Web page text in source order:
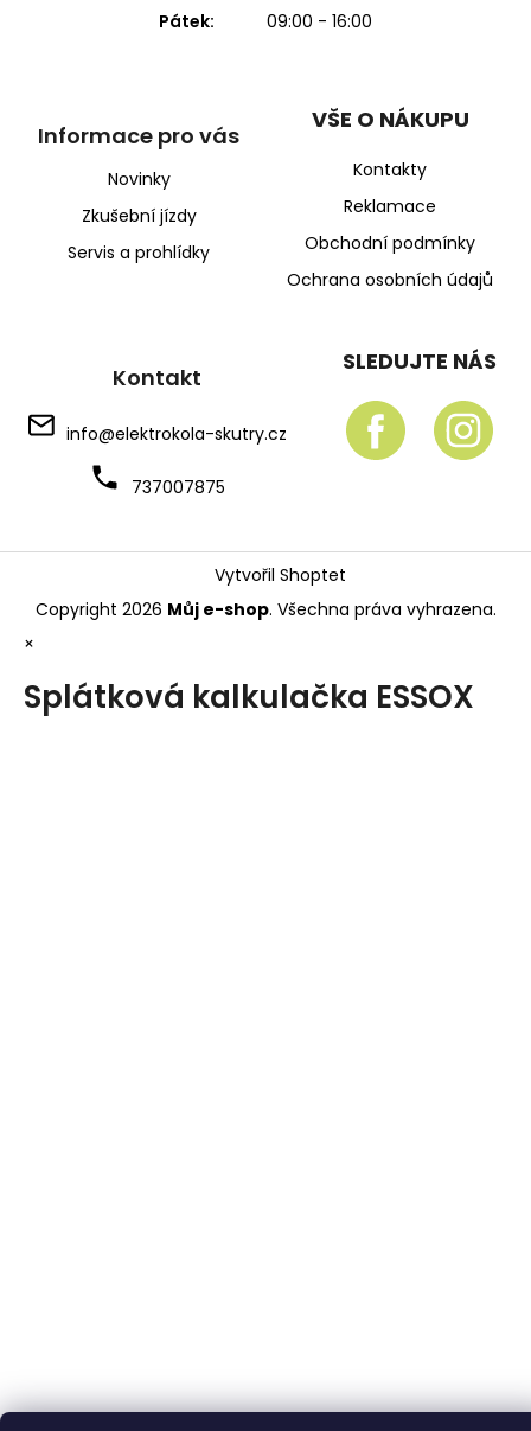
Pátek:
09:00 - 16:00
Informace pro vás
Novinky
Zkušební jízdy
Servis a prohlídky
VŠE O NÁKUPU
Kontakty
Reklamace
Obchodní podmínky
Ochrana osobních údajů
Kontakt
info@elektrokola-skutry.cz
737007875
SLEDUJTE NÁS
Vytvořil Shoptet
Copyright 2026 Můj e-shop. Všechna práva vyhrazena.
×
Splátková kalkulačka ESSOX